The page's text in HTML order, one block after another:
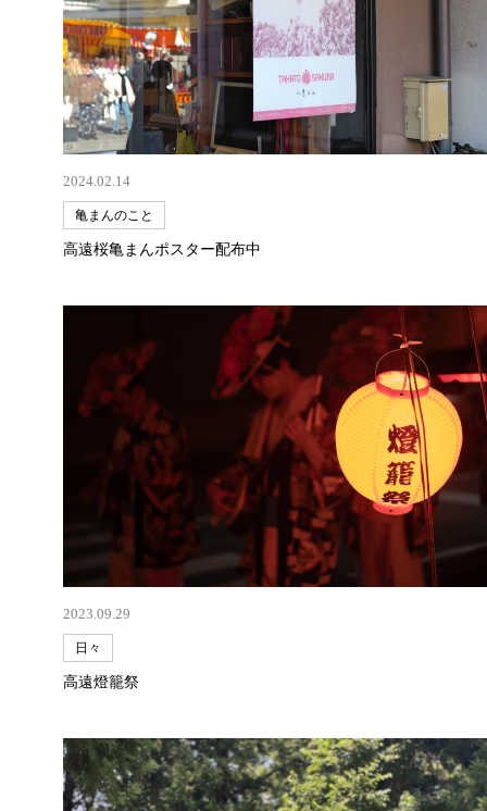
2024.02.14
亀まんのこと
高遠桜亀まんポスター配布中
2023.09.29
日々
高遠燈籠祭